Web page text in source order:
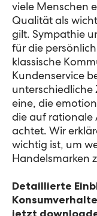
viele Menschen
Qualität als
gilt. Sympathie
für die
klassische
Kundenservice
unterschiedliche
eine, die
die auf rationale
achtet. Wir
wichtig ist, um
Handelsmarken
Detaillierte